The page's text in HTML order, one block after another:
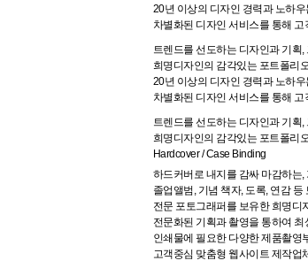
20년 이상의 디자인 경력과 노하
차별화된 디자인 서비스를 통해
트렌드를 선도하는 디자인과 기획,
희명디자인의 감각있는 포트폴리
20년 이상의 디자인 경력과 노하
차별화된 디자인 서비스를 통해
트렌드를 선도하는 디자인과 기획,
희명디자인의 감각있는 포트폴리
Hardcover / Case Binding
하드커버로 내지를 감싸 마감하는
졸업앨범, 기념 책자, 도록, 연감
전문 포토그래퍼를 보유한 희명디
전문화된 기획과 촬영을 통하여
인쇄물에 필요한 다양한 제품촬영
고객중심 맞춤형 웹사이트 제작업